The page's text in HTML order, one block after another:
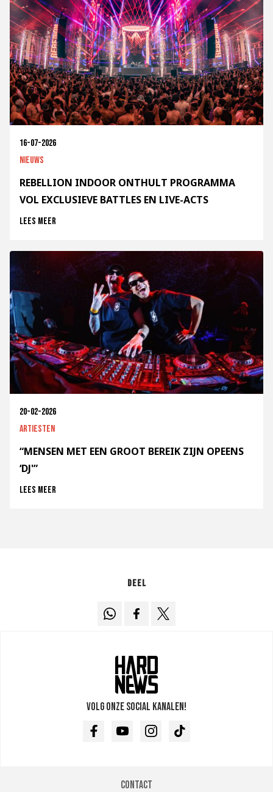
16-07-2026
Nieuws
REBELLION INDOOR ONTHULT PROGRAMMA
VOL EXCLUSIEVE BATTLES EN LIVE-ACTS
Lees meer
20-02-2026
Artiesten
“MENSEN MET EEN GROOT BEREIK ZIJN OPEENS
‘DJ'”
Lees meer
Deel
Volg onze social kanalen!
FacebookYoutubeInstagramTikTok
Contact